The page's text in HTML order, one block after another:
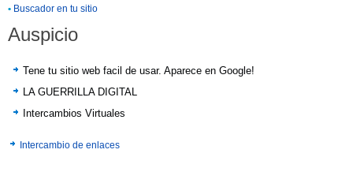
• Buscador en tu sitio
Auspicio
Tene tu sitio web facil de usar. Aparece en Google!
LA GUERRILLA DIGITAL
Intercambios Virtuales
Intercambio de enlaces